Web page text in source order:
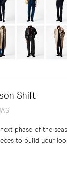
Shift
phase of the
to build your